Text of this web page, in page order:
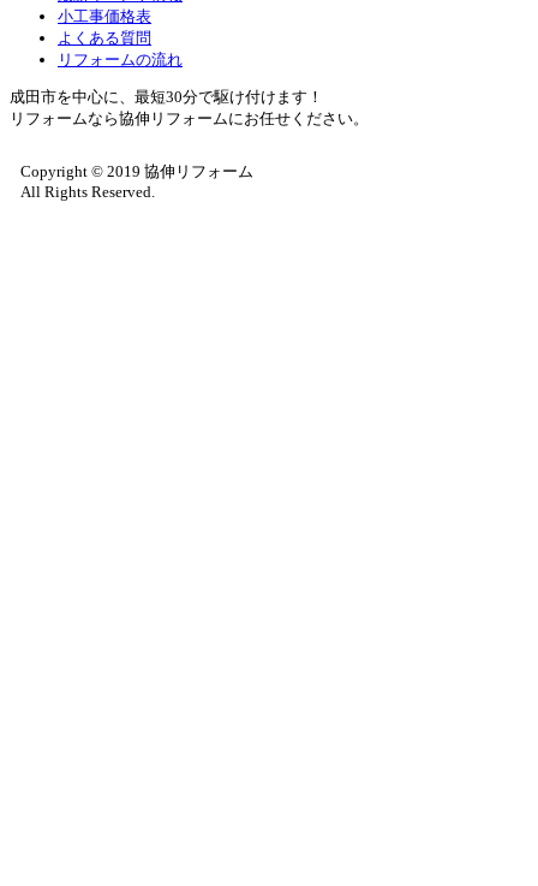
小工事価格表
よくある質問
リフォームの流れ
成田市を中心に、最短30分で駆け付けます！
リフォームなら協伸リフォームにお任せください。
Copyright © 2019 協伸リフォーム
All Rights Reserved.